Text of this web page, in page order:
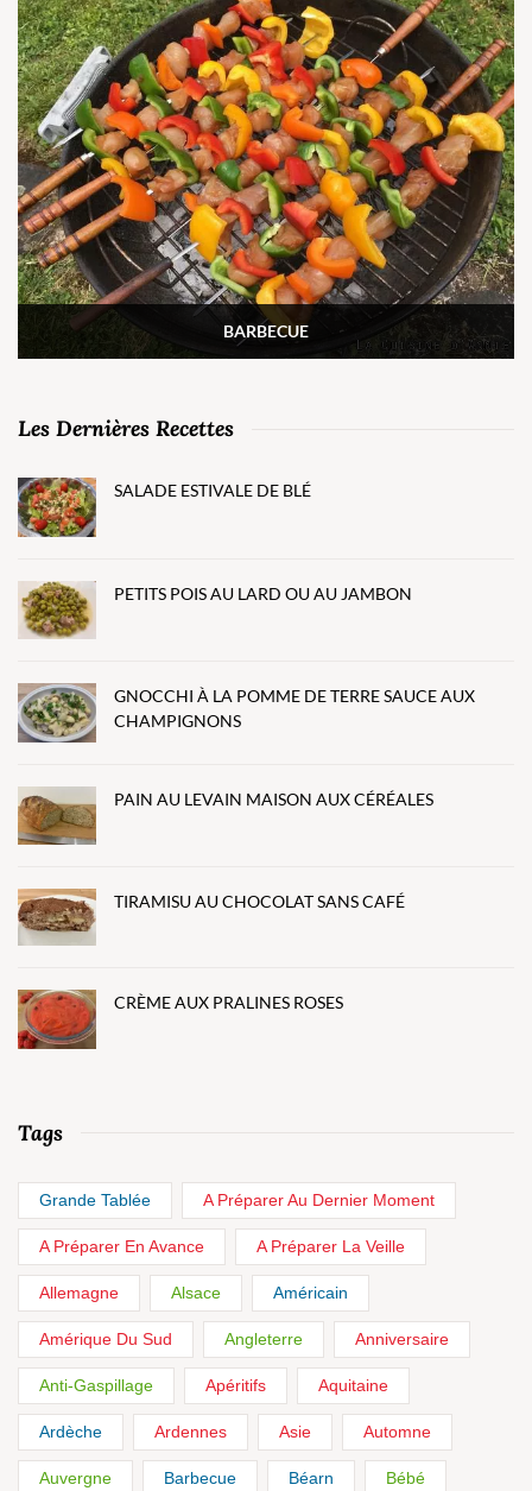
BARBECUE
Les Dernières Recettes
SALADE ESTIVALE DE BLÉ
PETITS POIS AU LARD OU AU JAMBON
GNOCCHI À LA POMME DE TERRE SAUCE AUX
CHAMPIGNONS
PAIN AU LEVAIN MAISON AUX CÉRÉALES
TIRAMISU AU CHOCOLAT SANS CAFÉ
CRÈME AUX PRALINES ROSES
Tags
Grande Tablée A Préparer Au Dernier Moment
A Préparer En Avance A Préparer La Veille
Allemagne Alsace Américain
Amérique Du Sud Angleterre Anniversaire
Anti-Gaspillage Apéritifs Aquitaine
Ardèche Ardennes Asie Automne
Auvergne Barbecue Béarn Bébé